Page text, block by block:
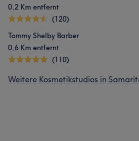
0,2 Km entfernt
(120)
Tommy Shelby Barber
0,6 Km entfernt
(110)
Weitere Kosmetikstudios in